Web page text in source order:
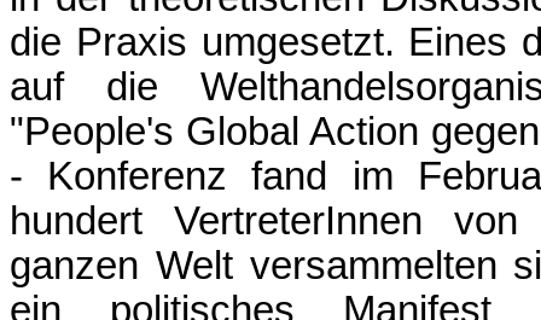
die Praxis umgesetzt. Eines
auf die
"People's Global Action
- Konferenz fand im
hundert VertreterInnen
ganzen Welt versammelten
ein politisches